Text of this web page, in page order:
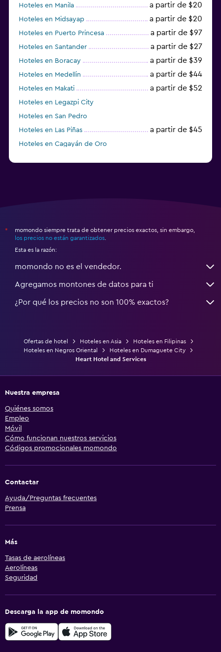
Hoteles en Manila a partir de $20
Hoteles en Midsayap a partir de $20
Hoteles en Puerto Princesa a partir de $97
Hoteles en Santander a partir de $27
Hoteles en Boracay a partir de $39
Hoteles en Medellin a partir de $44
Hoteles en Makati a partir de $52
Hoteles en Legazpi City
Hoteles en San Pedro
Hoteles en Las Piñas
a partir de $45
Hoteles en Cagayán de Oro
*
momondo siempre trata de obtener precios exactos, sin embargo,
los precios no están garantizados
Esta es la razón:
momondo no es el vendedor.
Agregamos montones de datos para ti
¿Por qué los precios no son 100% exactos?
Ofertas de hotel Hoteles en Asia
Hoteles en Filipinas
Hoteles en Negros Oriental
Hoteles en Dumaguete City
Heart Hotel and Services
Nuestra empresa
Quiénes somos
Empleo
Móvil
Cómo funcionan nuestros servicios
Códigos promocionales momondo
Contactar
Ayuda/Preguntas frecuentes
Prensa
Más
Tasas de aerolíneas
Aerolíneas
Seguridad
Descarga la app de momondo